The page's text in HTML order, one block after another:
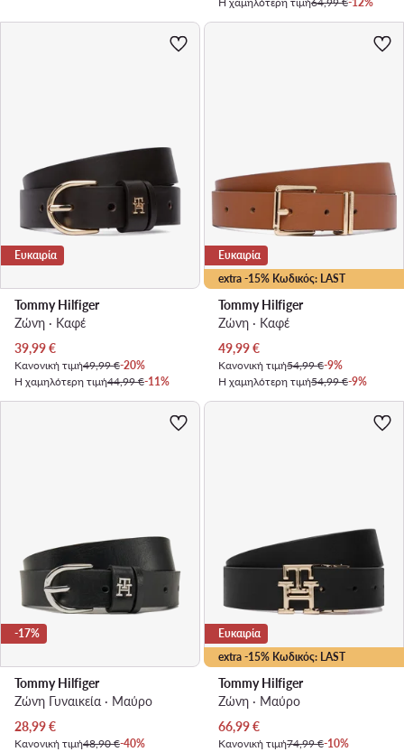
Ευκαιρία
Tommy Hilfiger
Ζώνη · Καφέ
Τρέχουσα τιμή
39,99€
Κανονική τιμή49,99 €-20%
Η χαμηλότερη τιμή44,99 €-11%
extra -15% Κωδικός: LAST
Ευκαιρία
Tommy Hilfiger
Ζώνη · Καφέ
Τρέχουσα τιμή
49,99€
Κανονική τιμή54,99 €-9%
Η χαμηλότερη τιμή54,99 €-9%
-17%
Tommy Hilfiger
Ζώνη Γυναικεία · Μαύρο
Τρέχουσα τιμή
28,99€
Κανονική τιμή48,90 €-40%
extra -15% Κωδικός: LAST
Ευκαιρία
Tommy Hilfiger
Ζώνη · Μαύρο
Τρέχουσα τιμή
66,99€
Κανονική τιμή74,99 €-10%